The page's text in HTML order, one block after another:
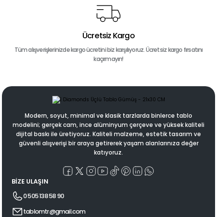
Ücretsiz Kargo
Tüm alışverişlerinizde kargo ücretini biz karşılıyoruz. Ücretsiz kargo fırsatını
kaçırmayın!
Modern, soyut, minimal ve klasik tarzlarda binlerce tablo
modelini; gerçek cam, ince alüminyum çerçeve ve yüksek kaliteli
dijital baskı ile üretiyoruz. Kaliteli malzeme, estetik tasarım ve
güvenli alışverişi bir araya getirerek yaşam alanlarınıza değer
katıyoruz.
BİZE ULAŞIN
0 505 138 58 90
tablomtr@gmail.com